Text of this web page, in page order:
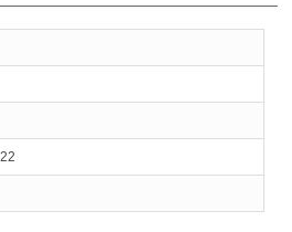
스케치북5